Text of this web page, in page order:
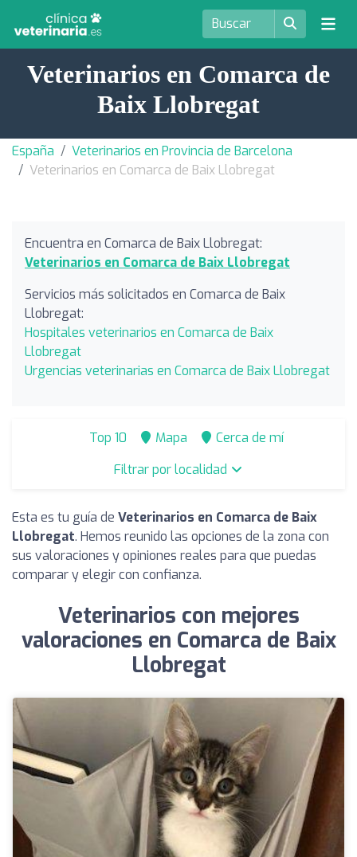
Veterinarios en Comarca de
Baix Llobregat
España
Veterinarios en Provincia de Barcelona
Veterinarios en Comarca de Baix Llobregat
Encuentra en Comarca de Baix Llobregat:
Veterinarios en Comarca de Baix Llobregat
Servicios más solicitados en Comarca de Baix
Llobregat:
Hospitales veterinarios en Comarca de Baix
Llobregat
Urgencias veterinarias en Comarca de Baix Llobregat
Top 10 Mapa
Cerca de mí
Filtrar por localidad
Esta es tu guía de Veterinarios en Comarca de Baix
Llobregat. Hemos reunido las opciones de la zona con
sus valoraciones y opiniones reales para que puedas
comparar y elegir con confianza.
Veterinarios con mejores
valoraciones en Comarca de Baix
Llobregat